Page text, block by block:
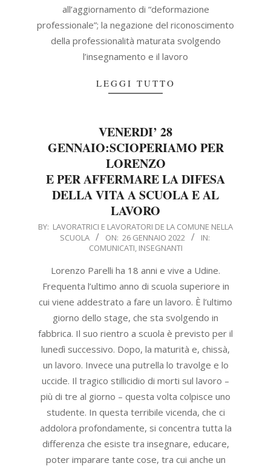
all’aggiornamento di “deformazione
professionale”; la negazione del riconoscimento
della professionalità maturata svolgendo
l’insegnamento e il lavoro
LEGGI TUTTO
VENERDI’ 28
GENNAIO:SCIOPERIAMO PER
LORENZO
E PER AFFERMARE LA DIFESA
DELLA VITA A SCUOLA E AL
LAVORO
2022-
BY: LAVORATRICI E LAVORATORI DE LA COMUNE NELLA
SCUOLA
ON: 26 GENNAIO 2022
IN:
COMUNICATI, INSEGNANTI
Lorenzo Parelli ha 18 anni e vive a Udine.
Frequenta l’ultimo anno di scuola superiore in
cui viene addestrato a fare un lavoro. È l’ultimo
giorno dello stage, che sta svolgendo in
fabbrica. Il suo rientro a scuola è previsto per il
lunedì successivo. Dopo, la maturità e, chissà,
un lavoro. Invece una putrella lo travolge e lo
uccide. Il tragico stillicidio di morti sul lavoro –
più di tre al giorno – questa volta colpisce uno
studente. In questa terribile vicenda, che ci
addolora profondamente, si concentra tutta la
differenza che esiste tra insegnare, educare,
poter imparare tante cose, tra cui anche un